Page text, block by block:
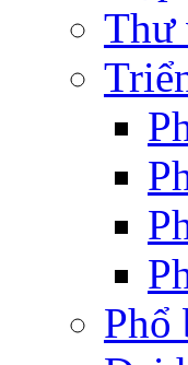
Thư
Phổ